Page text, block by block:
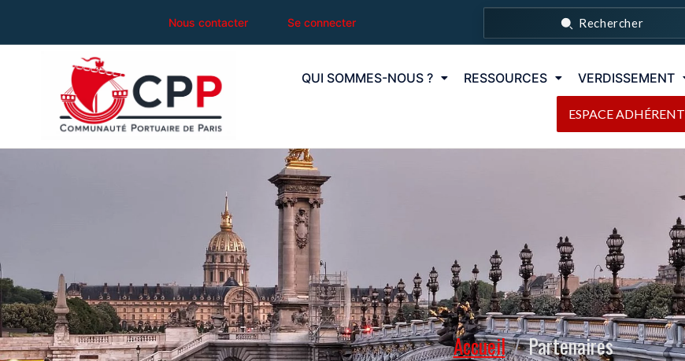
Nous contacter Se connecter Rechercher
QUI SOMMES-NOUS ? RESSOURCES VERDISSEMENT
ESPACE ADHÉRENT
Accueil / Partenaires